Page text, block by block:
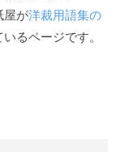
屋が洋裁用語集の
るページです。